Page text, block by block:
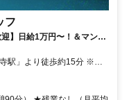
フ
】日給1万円〜！＆マンツ